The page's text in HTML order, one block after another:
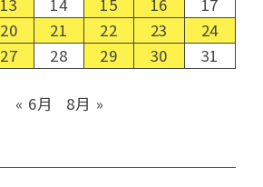
13 14 15 16
17
20 21 22 23
24
27 28 29 30 31
« 6月 8月 »